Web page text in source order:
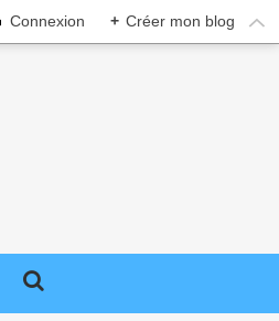
Connexion + Créer mon blog